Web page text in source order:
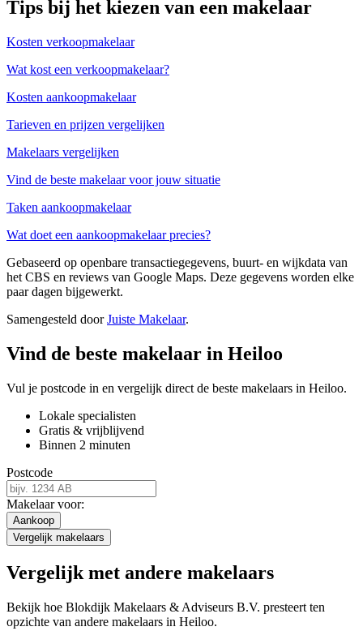
Tips bij het kiezen van een makelaar
Kosten verkoopmakelaar
Wat kost een verkoopmakelaar?
Kosten aankoopmakelaar
Tarieven en prijzen vergelijken
Makelaars vergelijken
Vind de beste makelaar voor jouw situatie
Taken aankoopmakelaar
Wat doet een aankoopmakelaar precies?
Gebaseerd op openbare transactiegegevens, buurt- en wijkdata van
het CBS en reviews van Google Maps. Deze gegevens worden elke
paar dagen bijgewerkt.
Samengesteld doorJuiste Makelaar.
Vind de beste makelaar in Heiloo
Vul je postcode in en vergelijk direct de beste makelaars in Heiloo.
Lokale specialisten
Gratis & vrijblijvend
Binnen 2 minuten
Postcode
Makelaar voor:
Aankoop
Vergelijk makelaars
Vergelijk met andere makelaars
Bekijk hoe Blokdijk Makelaars & Adviseurs B.V. presteert ten
opzichte van andere makelaars in Heiloo.